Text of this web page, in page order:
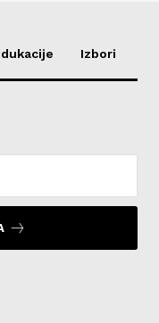
Izbori